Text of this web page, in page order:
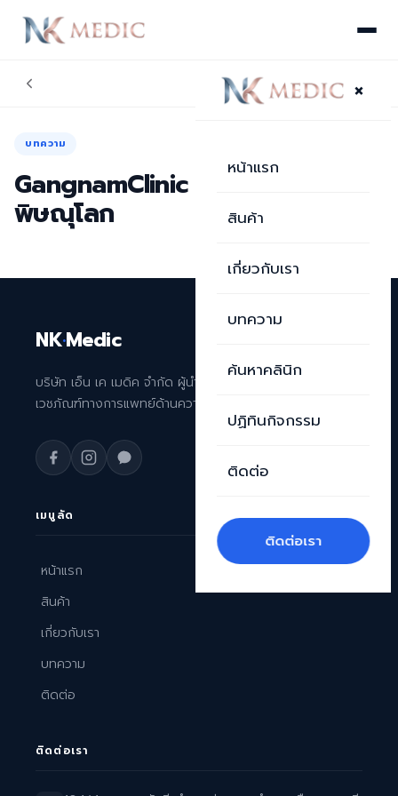
×
หน้าแรก
สินค้า
เกี่ยวกับเรา
บทความ
ค้นหาคลินิก
ปฏิทินกิจกรรม
ติดต่อ
ติดต่อเรา
บทความ
GangnamClinic สาขาเซ็นทรัล
พิษณุโลก
NK·Medic
บริษัท เอ็น เค เมดิค จำกัด ผู้นำเข้าและจัดจำหน่าย
เวชภัณฑ์ทางการแพทย์ด้านความงามระดับพรีเมียม
เมนูลัด
หน้าแรก
สินค้า
เกี่ยวกับเรา
บทความ
ติดต่อ
ติดต่อเรา